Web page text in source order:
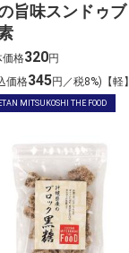
旨味スンドゥブ
価格320円
価格345円／税8%)【軽】
MITSUKOSHI THE FOOD